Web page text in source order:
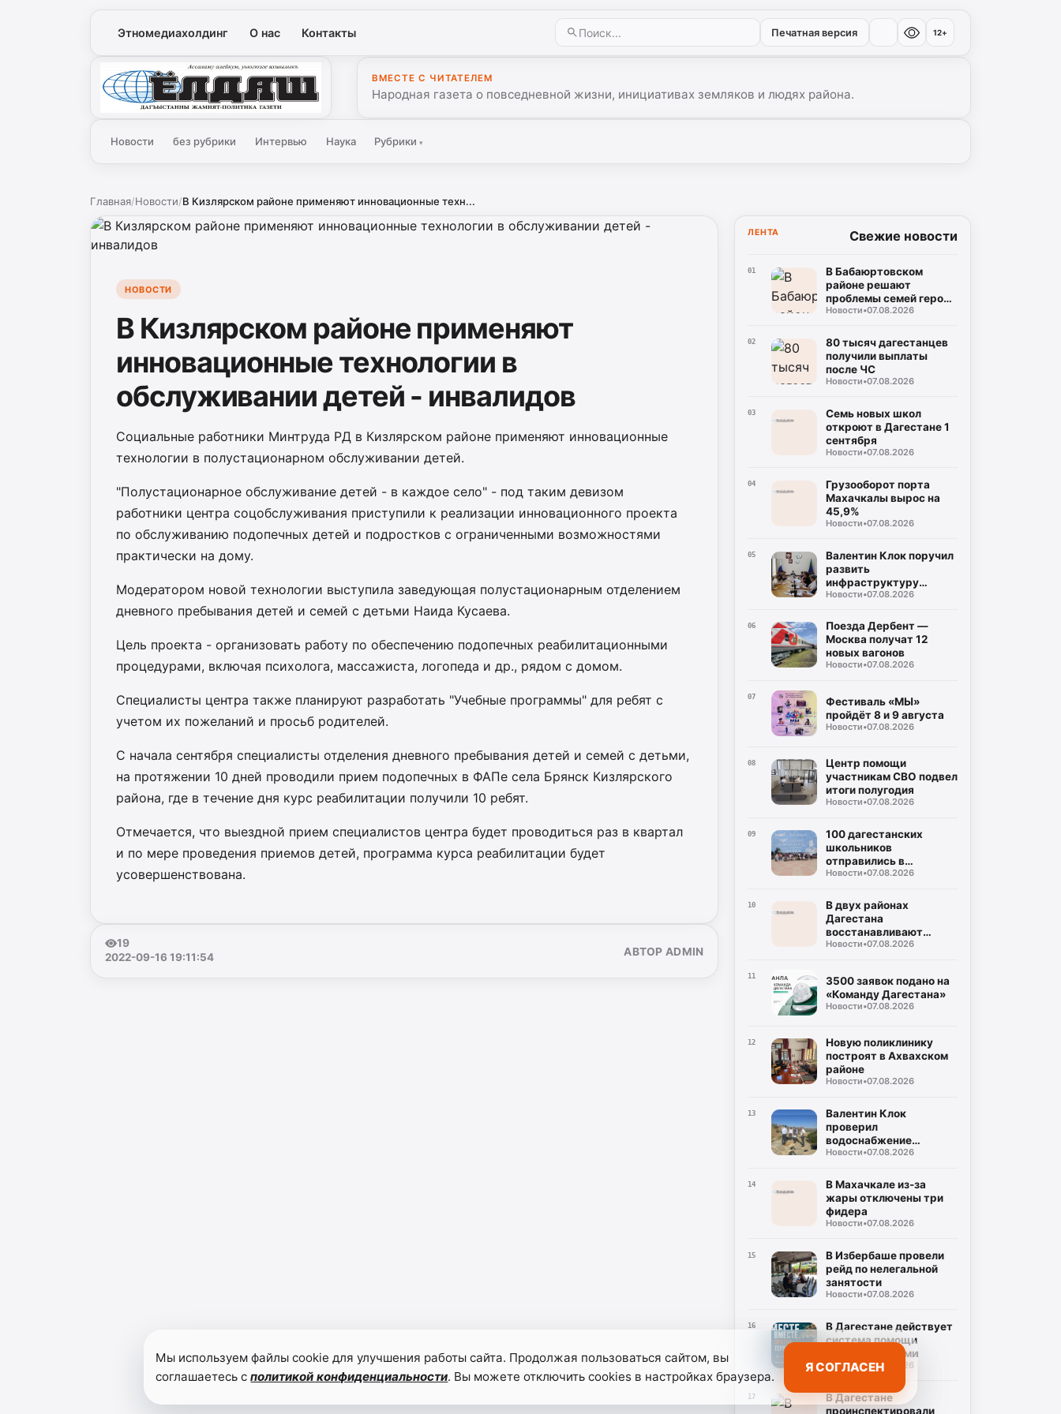
Этномедиахолдинг О нас Контакты Печатная версия 12+
Ёлдаш
ВМЕСТЕ С ЧИТАТЕЛЕМ
Народная газета о повседневной жизни, инициативах земляков и людях района.
Новости без рубрики Интервью Наука Рубрики▾
Главная/Новости/В Кизлярском районе применяют инновационные техн...
НОВОСТИ
В Кизлярском районе применяют
инновационные технологии в
обслуживании детей - инвалидов
Социальные работники Минтруда РД в Кизлярском районе применяют инновационные
технологии в полустационарном обслуживании детей.
"Полустационарное обслуживание детей - в каждое село" - под таким девизом
работники центра соцобслуживания приступили к реализации инновационного проекта
по обслуживанию подопечных детей и подростков с ограниченными возможностями
практически на дому.
Модератором новой технологии выступила заведующая полустационарным отделением
дневного пребывания детей и семей с детьми Наида Кусаева.
Цель проекта - организовать работу по обеспечению подопечных реабилитационными
процедурами, включая психолога, массажиста, логопеда и др., рядом с домом.
Специалисты центра также планируют разработать "Учебные программы" для ребят с
учетом их пожеланий и просьб родителей.
С начала сентября специалисты отделения дневного пребывания детей и семей с детьми,
на протяжении 10 дней проводили прием подопечных в ФАПе села Брянск Кизлярского
района, где в течение дня курс реабилитации получили 10 ребят.
Отмечается, что выездной прием специалистов центра будет проводиться раз в квартал
и по мере проведения приемов детей, программа курса реабилитации будет
усовершенствована.
19
2022-09-16 19:11:54
АВТОР ADMIN
ЛЕНТА Свежие новости
01
В Бабаюртовском
районе решают
проблемы семей героев
СВО
Новости•07.08.2026
02
80 тысяч дагестанцев
получили выплаты
после ЧС
Новости•07.08.2026
03
Семь новых школ
откроют в Дагестане 1
сентября
Новости•07.08.2026
04
Грузооборот порта
Махачкалы вырос на
45,9%
Новости•07.08.2026
05
Валентин Клок поручил
развить
инфраструктуру
Каспийской флотилии
Новости•07.08.2026
06
Поезда Дербент —
Москва получат 12
новых вагонов
Новости•07.08.2026
07
Фестиваль «МЫ»
пройдёт 8 и 9 августа
Новости•07.08.2026
08
Центр помощи
участникам СВО подвел
итоги полугодия
Новости•07.08.2026
09
100 дагестанских
школьников
отправились в
Петербург
Новости•07.08.2026
10
В двух районах
Дагестана
восстанавливают
дороги после ливней
Новости•07.08.2026
11
3500 заявок подано на
«Команду Дагестана»
Новости•07.08.2026
12
Новую поликлинику
построят в Ахвахском
районе
Новости•07.08.2026
13
Валентин Клок
проверил
водоснабжение
Буйнакска
Новости•07.08.2026
14
В Махачкале из-за
жары отключены три
фидера
Новости•07.08.2026
15
В Избербаше провели
рейд по нелегальной
занятости
Новости•07.08.2026
16
В Дагестане действует
система помощи
семьям с детьми
Новости•07.08.2026
17
В Дагестане
проинспектировали
Мы используем файлы cookie для улучшения работы сайта. Продолжая пользоваться сайтом, вы
соглашаетесь сполитикой конфиденциальности. Вы можете отключить cookies в настройках браузера.
Я СОГЛАСЕН